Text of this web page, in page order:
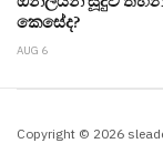
කෙසේද?
AUG 6
Copyright © 2026